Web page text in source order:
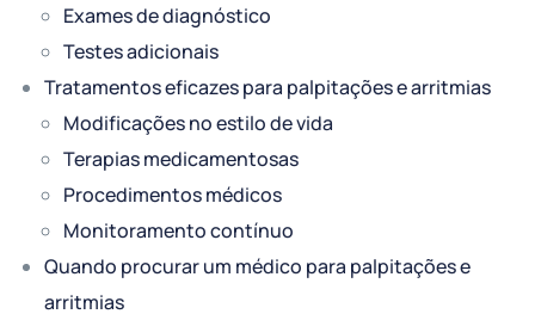
Exames de diagnóstico
Testes adicionais
Tratamentos eficazes para palpitações e arritmias
Modificações no estilo de vida
Terapias medicamentosas
Procedimentos médicos
Monitoramento contínuo
Quando procurar um médico para palpitações e
arritmias